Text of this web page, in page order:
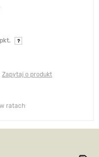
Zapytaj o produkt
w ratach